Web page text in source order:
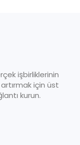
işbirliklerinin
için üst
kurun.